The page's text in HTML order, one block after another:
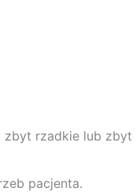
rzadkie lub zbyt
pacjenta.